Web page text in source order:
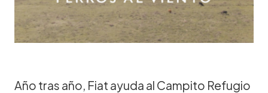
Año tras año, Fiat ayuda al Campito Refugio